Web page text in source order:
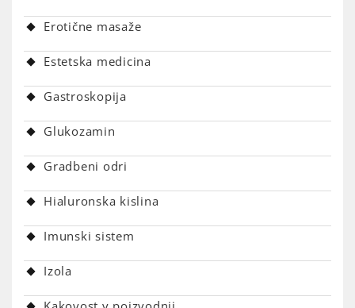
Erotične masaže
Estetska medicina
Gastroskopija
Glukozamin
Gradbeni odri
Hialuronska kislina
Imunski sistem
Izola